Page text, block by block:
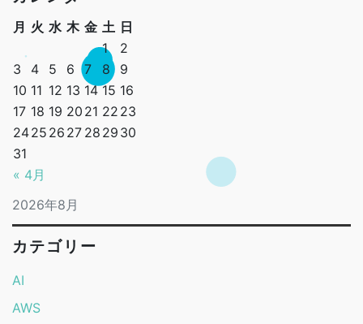
2026年8月
月 火 水 木 金 土 日
« 4月
1
2
3
4 5 6 7 8
9
10 11 12 13 14 15 16
17 18 19 20 21 22 23
2425 26 27 28 29 30
31
カテゴリー
AI
AWS